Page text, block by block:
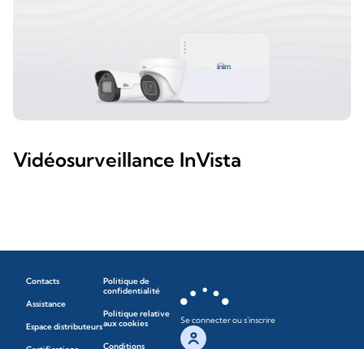
Vidéosurveillance InVista
Contacts
Assistance
Espace distributeurs
Politique de
confidentialité
Politique relative
aux cookies
Conditions
Se connecter ou s'inscrire